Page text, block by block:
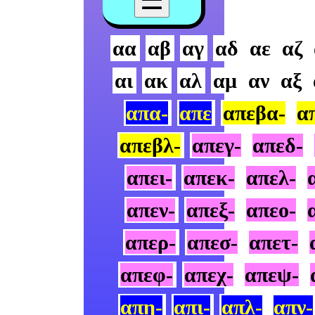
αα αβ αγ αδ αε αζ
αι ακ αλ αμ αν αξ
απα- απε απεβα-
απεβλ- απεγ- απεδ-
απει- απεκ- απελ-
απεν- απεξ- απεο-
απερ- απεσ- απετ-
απεφ- απεχ- απεψ-
απη- απι- απλ- απν-